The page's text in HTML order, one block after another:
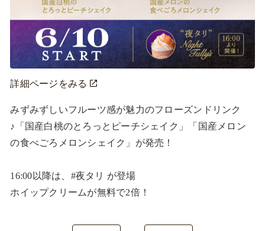
詳細ページをみる
みずみずしいフルーツ感が魅力のフローズンドリンク
♪「国産白桃のとろっとピーチシェイク」「国産メロン
の食べごろメロンシェイク」が発売！
16:00以降は、#夜タリ が登場
ホイップクリームが無料で2倍！